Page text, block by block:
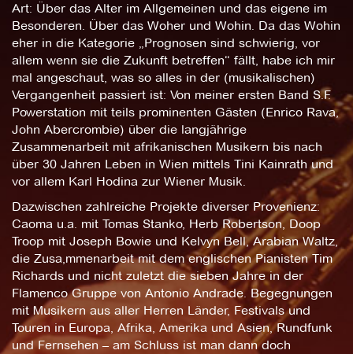
Art: Über das Alter im Allgemeinen und das eigene im
Besonderen. Über das Woher und Wohin. Da das Wohin
eher in die Kategorie „Prognosen sind schwierig, vor
allem wenn sie die Zukunft betreffen“ fällt, habe ich mir
mal angeschaut, was so alles in der (musikalischen)
Vergangenheit passiert ist: Von meiner ersten Band S.F.
Powerstation mit teils prominenten Gästen (Enrico Rava,
John Abercrombie) über die langjährige
Zusammenarbeit mit afrikanischen Musikern bis nach
über 30 Jahren Leben in Wien mittels Tini Kainrath und
vor allem Karl Hodina zur Wiener Musik.
Dazwischen zahlreiche Projekte diverser Provenienz:
Caoma u.a. mit Tomas Stanko, Herb Robertson, Doop
Troop mit Joseph Bowie und Kelvyn Bell, Arabian Waltz,
die Zusa,mmenarbeit mit dem englischen Pianisten Tim
Richards und nicht zuletzt die sieben Jahre in der
Flamenco Gruppe von Antonio Andrade. Begegnungen
mit Musikern aus aller Herren Länder, Festivals und
Touren in Europa, Afrika, Amerika und Asien, Rundfunk
und Fernsehen – am Schluss ist man dann doch